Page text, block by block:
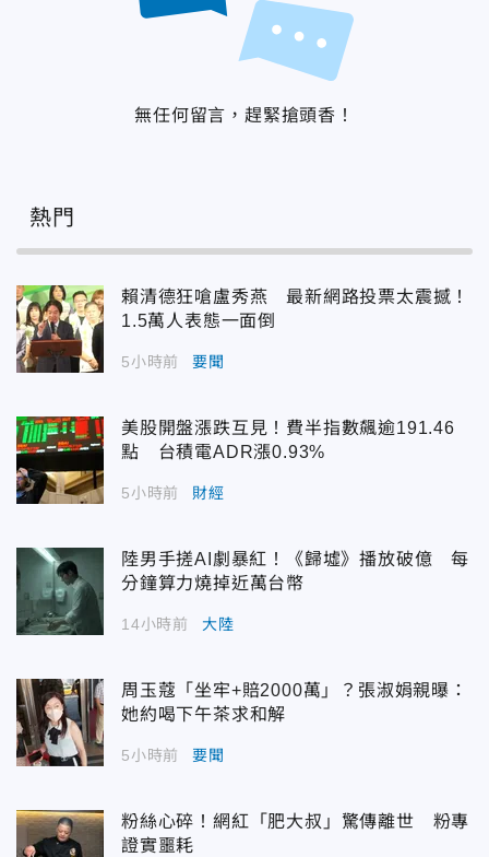
無任何留言，趕緊搶頭香！
熱門
賴清德狂嗆盧秀燕 最新網路投票太震撼！
1.5萬人表態一面倒
5小時前 要聞
美股開盤漲跌互見！費半指數飆逾191.46
點 台積電ADR漲0.93%
5小時前 財經
陸男手搓AI劇暴紅！《歸墟》播放破億 每
分鐘算力燒掉近萬台幣
14小時前 大陸
周玉蔻「坐牢+賠2000萬」？張淑娟親曝：
她約喝下午茶求和解
5小時前 要聞
粉絲心碎！網紅「肥大叔」驚傳離世 粉專
證實噩耗